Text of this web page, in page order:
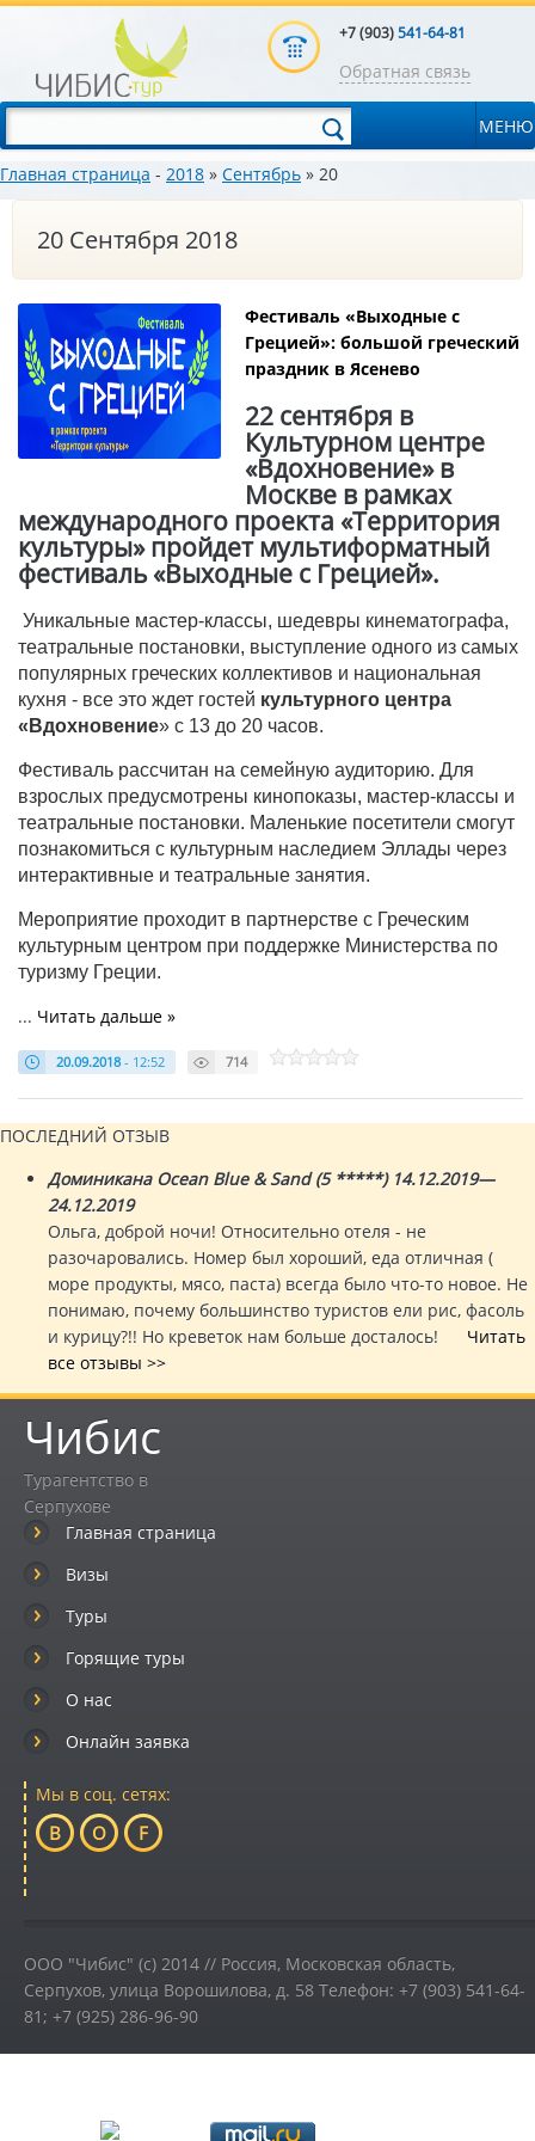
+7 (903)541-64-81
Обратная связь
МЕНЮ
Главная страница - 2018 » Сентябрь » 20
20 Сентября 2018
Фестиваль «Выходные с
Грецией»: большой греческий
праздник в Ясенево
22 сентября в
Культурном центре
«Вдохновение» в
Москве в рамках
международного проекта «Территория
культуры» пройдет мультиформатный
фестиваль «Выходные с Грецией».
Уникальные мастер-классы, шедевры кинематографа,
театральные постановки, выступление одного из самых
популярных греческих коллективов и национальная
кухня - все это ждет гостей культурного центра
«Вдохновение» с 13 до 20 часов.
Фестиваль рассчитан на семейную аудиторию. Для
взрослых предусмотрены кинопоказы, мастер-классы и
театральные постановки. Маленькие посетители смогут
познакомиться с культурным наследием Эллады через
интерактивные и театральные занятия.
Мероприятие проходит в партнерстве с Греческим
культурным центром при поддержке Министерства по
туризму Греции.
... Читать дальше »
20.09.2018 - 12:52 714
ПОСЛЕДНИЙ ОТЗЫВ
Доминикана Ocean Blue & Sand (5 *****) 14.12.2019—
24.12.2019
Ольга, доброй ночи! Относительно отеля - не
разочаровались. Номер был хороший, еда отличная (
море продукты, мясо, паста) всегда было что-то новое. Не
понимаю, почему большинство туристов ели рис, фасоль
и курицу?!! Но креветок нам больше досталось! Читать
все отзывы >>
Чибис
Турагентство в
Серпухове
Главная страница
Визы
Туры
Горящие туры
О нас
Онлайн заявка
Мы в соц. сетях:
B O F
ООО "Чибис" (c) 2014 // Россия, Московская область,
Серпухов, улица Ворошилова, д. 58 Телефон: +7 (903) 541-64-
81; +7 (925) 286-96-90